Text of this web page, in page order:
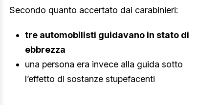
Secondo quanto accertato dai carabinieri:
tre automobilisti guidavano in stato di
ebbrezza
una persona era invece alla guida sotto
l’effetto di sostanze stupefacenti